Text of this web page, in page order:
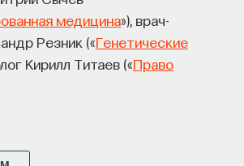
медицина»), врач-
Резник («Генетические
Кирилл Титаев («Право
курс «Наука сна: как управлять
вы научитесь:
о качестве своего сна